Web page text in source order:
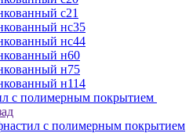
с21
нс35
нс44
н60
н75
н114
с полимерным покрытием
с полимерным покрытием